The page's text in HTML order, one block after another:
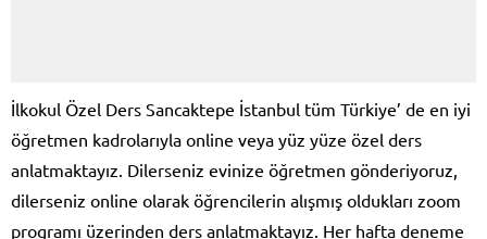
İlkokul Özel Ders Sancaktepe İstanbul tüm Türkiye’ de en iyi
öğretmen kadrolarıyla online veya yüz yüze özel ders
anlatmaktayız. Dilerseniz evinize öğretmen gönderiyoruz,
dilerseniz online olarak öğrencilerin alışmış oldukları zoom
programı üzerinden ders anlatmaktayız. Her hafta deneme